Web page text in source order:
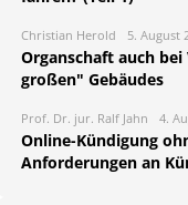
Christian Herold 5. August
Organschaft auch
großen" Gebäudes
Prof. Dr. jur. Ralf Jahn 4.
Online-Kündigung
Anforderungen an